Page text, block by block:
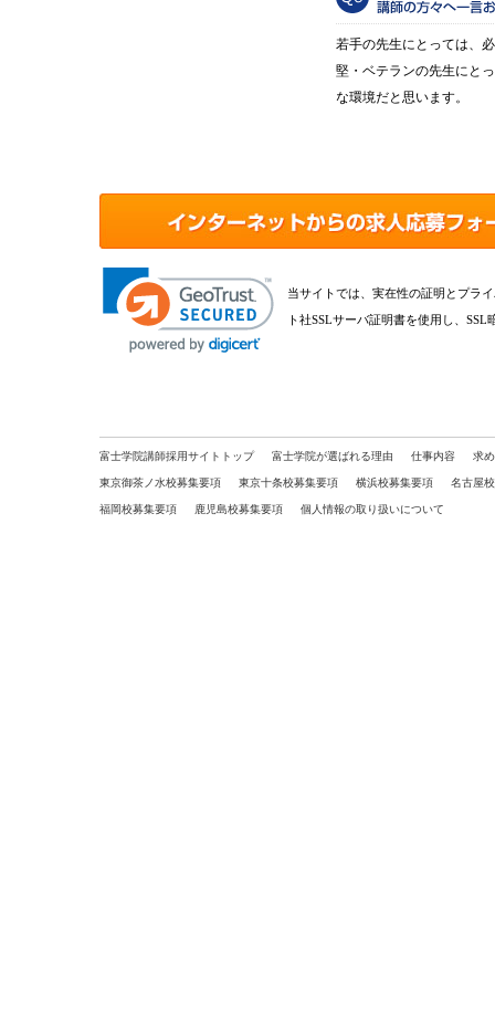
若手の先生にとっては、
堅・ベテランの先生にと
な環境だと思います。
当サイトでは、実在性の証明とプラ
ト社SSLサーバ証明書を使用し、
富士学院講師採用サイトトップ 富士学院が選ばれる理由 仕事内容 求
東京御茶ノ水校募集要項 東京十条校募集要項 横浜校募集要項 名古屋
福岡校募集要項 鹿児島校募集要項 個人情報の取り扱いについて